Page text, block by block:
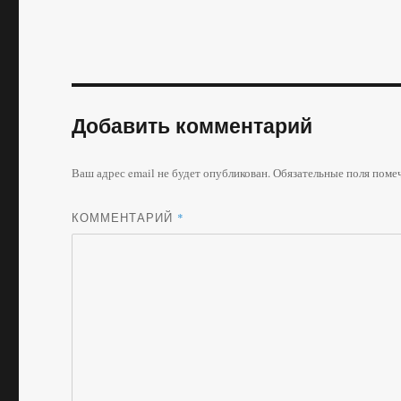
Добавить комментарий
Ваш адрес email не будет опубликован. Обязательные поля
КОММЕНТАРИЙ *